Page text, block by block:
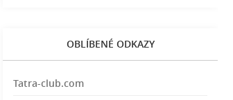
OBLÍBENÉ ODKAZY
Tatra-club.com